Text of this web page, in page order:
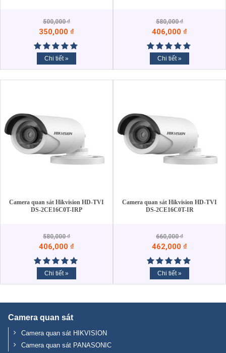
500,000₫
350,000 ₫
Chi tiết »
580,000₫
406,000 ₫
Chi tiết »
Camera quan sát Hikvision HD-TVI
DS-2CE16C0T-IRP
580,000₫
406,000 ₫
Chi tiết »
Camera quan sát Hikvision HD-TVI
DS-2CE16C0T-IR
660,000₫
462,000 ₫
Chi tiết »
Camera quan sát
Camera quan sát HIKVISION
Camera quan sát PANASONIC